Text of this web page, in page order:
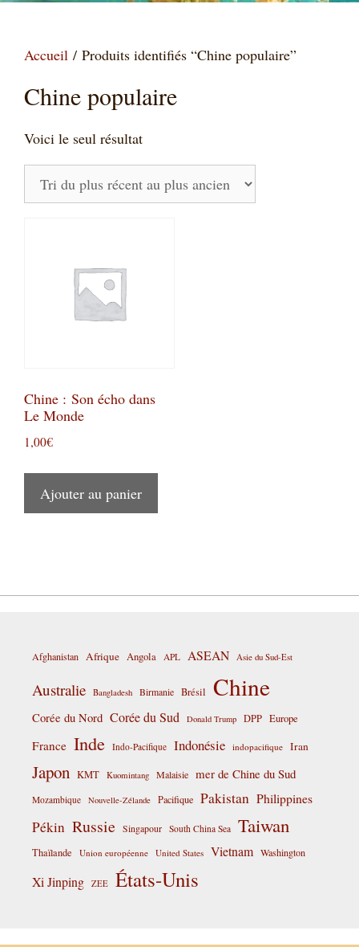
Accueil / Produits identifiés “Chine populaire”
Chine populaire
Voici le seul résultat
Chine : Son écho dans
Le Monde
1,00€
Ajouter au panier
Afghanistan Afrique Angola APL ASEAN Asie du Sud-Est
Australie Bangladesh Birmanie Brésil Chine
Corée du Nord Corée du Sud Donald Trump DPP Europe
France Inde Indo-Pacifique Indonésie indopacifique Iran
Japon KMT Kuomintang Malaisie mer de Chine du Sud
Mozambique Nouvelle-Zélande Pacifique Pakistan Philippines
Pékin Russie Singapour South China Sea Taiwan
Thaïlande Union européenne United States Vietnam Washington
Xi Jinping ZEE États-Unis